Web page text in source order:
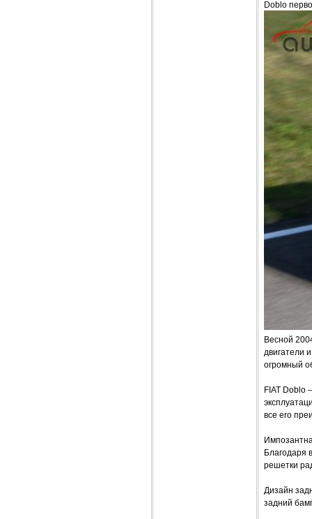
Doblo
Весной
двигатели
огромный
FIAT Doblo
все его
Благодаря
решетки
Дизайн
задний